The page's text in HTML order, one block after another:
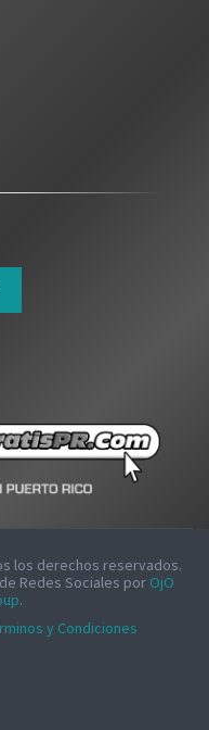
los derechos reservados.
Redes Sociales por OjO
.
y Condiciones